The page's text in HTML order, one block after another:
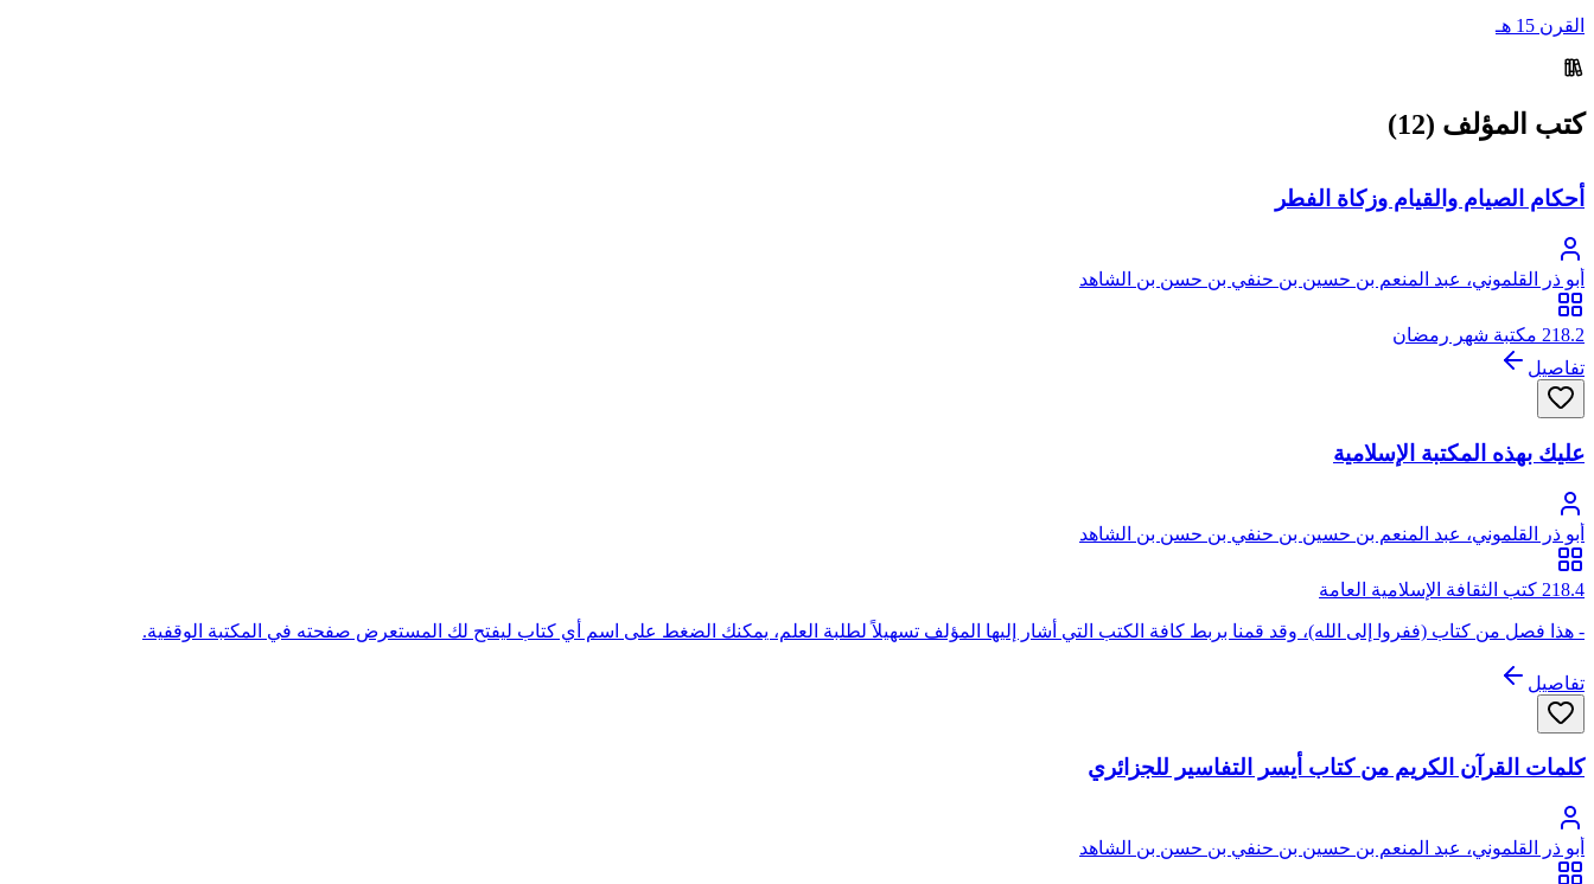
القرن 15 هـ
كتب المؤلف (12)
أحكام الصيام والقيام وزكاة الفطر
أبو ذر القلموني، عبد المنعم بن حسين بن حنفي بن حسن بن الشاهد
218.2 مكتبة شهر رمضان
تفاصيل
عليك بهذه المكتبة الإسلامية
أبو ذر القلموني، عبد المنعم بن حسين بن حنفي بن حسن بن الشاهد
218.4 كتب الثقافة الإسلامية العامة
- هذا فصل من كتاب (ففروا إلى الله)، وقد قمنا بربط كافة الكتب التي أشار إليها المؤلف تسهيلاً لطلبة العلم، يمكنك الضغط على اسم أي كتاب ليفتح لك المستعرض صفحته في المكتبة الوقفية.
تفاصيل
كلمات القرآن الكريم من كتاب أيسر التفاسير للجزائري
أبو ذر القلموني، عبد المنعم بن حسين بن حنفي بن حسن بن الشاهد